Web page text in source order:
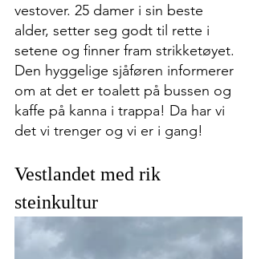
vestover. 25 damer i sin beste
alder, setter seg godt til rette i
setene og finner fram strikketøyet.
Den hyggelige sjåføren informerer
om at det er toalett på bussen og
kaffe på kanna i trappa! Da har vi
det vi trenger og vi er i gang!
Vestlandet med rik
steinkultur